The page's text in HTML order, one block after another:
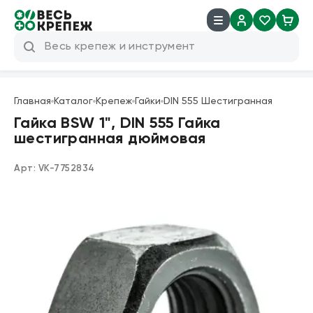
Инструмент
Продукция брендов
Резьбовые шпильки
Главная Каталог Крепеж Гайки DIN 555 Шестигранная
Гайка BSW 1", DIN 555 Гайка
шестигранная дюймовая
Арт: VK-7752834